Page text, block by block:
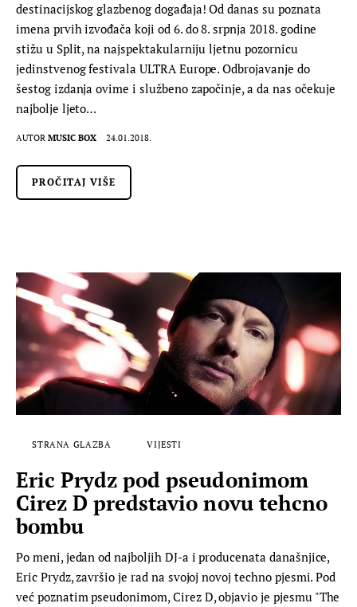
destinacijskog glazbenog događaja! Od danas su poznata
imena prvih izvođača koji od 6. do 8. srpnja 2018. godine
stižu u Split, na najspektakularniju ljetnu pozornicu
jedinstvenog festivala ULTRA Europe. Odbrojavanje do
šestog izdanja ovime i službeno započinje, a da nas očekuje
najbolje ljeto…
AUTOR MUSIC BOX 24.01.2018.
PROČITAJ VIŠE
STRANA GLAZBA VIJESTI
Eric Prydz pod pseudonimom
Cirez D predstavio novu tehcno
bombu
Po meni, jedan od najboljih DJ-a i producenata današnjice,
Eric Prydz, završio je rad na svojoj novoj techno pjesmi. Pod
već poznatim pseudonimom, Cirez D, objavio je pjesmu "The